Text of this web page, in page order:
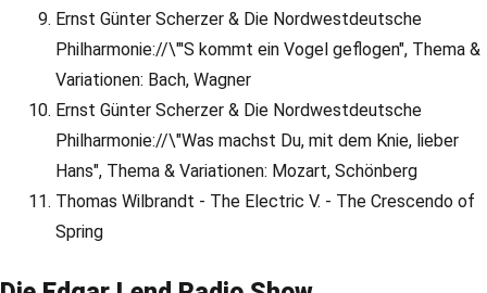
Ernst Günter Scherzer & Die Nordwestdeutsche
Philharmonie://\"'S kommt ein Vogel geflogen", Thema &
Variationen: Bach, Wagner
Ernst Günter Scherzer & Die Nordwestdeutsche
Philharmonie://\"Was machst Du, mit dem Knie, lieber
Hans", Thema & Variationen: Mozart, Schönberg
Thomas Wilbrandt - The Electric V. - The Crescendo of
Spring